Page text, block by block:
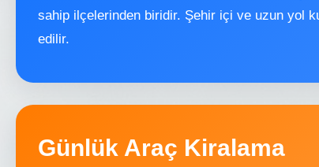
sahip ilçelerinden biridir. Şehir içi ve uzun yol
edilir.
Günlük Araç Kiralama